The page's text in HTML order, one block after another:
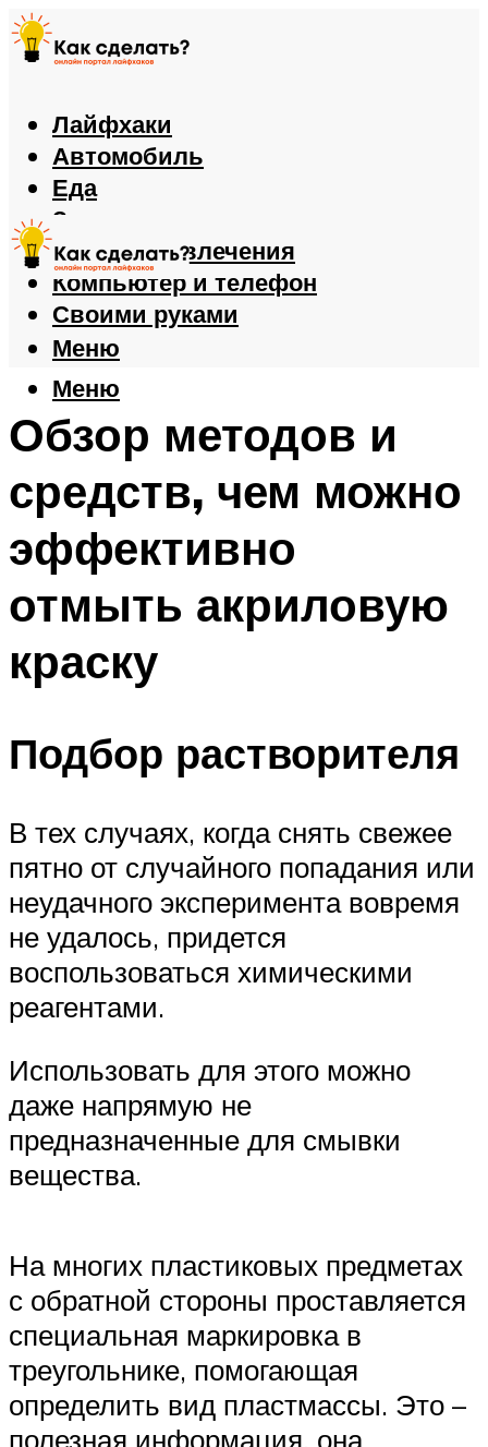
Лайфхаки
Автомобиль
Еда
Здоровье
Игры и развлечения
Компьютер и телефон
Своими руками
Меню
Меню
Обзор методов и
средств, чем можно
эффективно
отмыть акриловую
краску
Подбор растворителя
В тех случаях, когда снять свежее
пятно от случайного попадания или
неудачного эксперимента вовремя
не удалось, придется
воспользоваться химическими
реагентами.
Использовать для этого можно
даже напрямую не
предназначенные для смывки
вещества.
На многих пластиковых предметах
с обратной стороны проставляется
специальная маркировка в
треугольнике, помогающая
определить вид пластмассы. Это –
полезная информация, она